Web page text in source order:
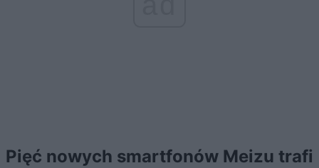
Pięć nowych smartfonów Meizu trafi